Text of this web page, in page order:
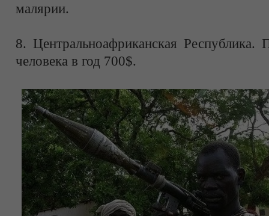
малярии.
8. Центральноафриканская
человека в год 700$.